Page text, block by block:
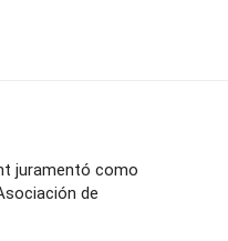
juramentó como
de